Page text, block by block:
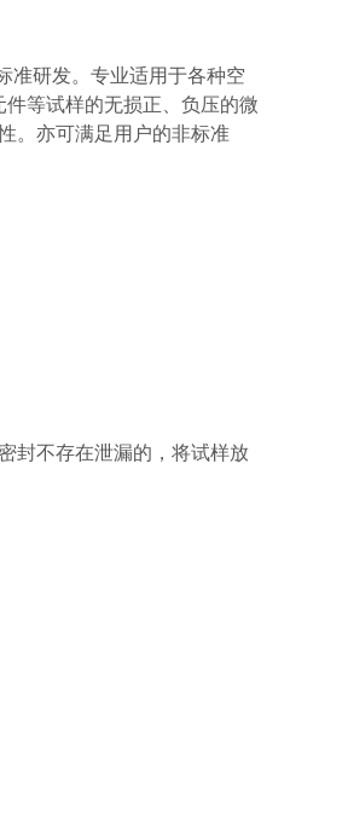
准研发。专业适用于各种空
等试样的无损正、负压的微
。亦可满足用户的非标准
封不存在泄漏的，将试样放